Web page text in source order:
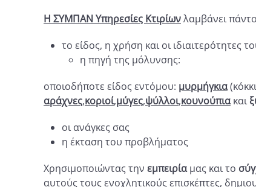
Η ΣΥΜΠΑΝ Υπηρεσίες Κτιρίωνλαμβάνει
το είδος, η χρήση και οι ιδιαιτερότητες
η πηγή της μόλυνσης:
οποιοδήποτε είδος εντόμου: μυρμήγκια
αράχνες,κοριοί,μύγες,ψύλλοι,κουνούπιακαι
οι ανάγκες σας
η έκταση του προβλήματος
Χρησιμοποιώντας την εμπειρίαμας και το
αυτούς τους ενοχλητικούς επισκέπτες,